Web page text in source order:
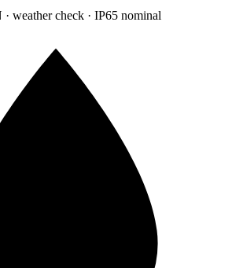
weather check · IP65 nominal